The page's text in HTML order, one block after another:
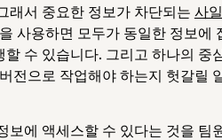
래서 중요한 정보가 차단되는 사
사용하면 모두가 동일한 정보에
수 있습니다. 그리고 하나의 중
전으로 작업해야 하는지 헛갈릴
보에 액세스할 수 있다는 것을 팀